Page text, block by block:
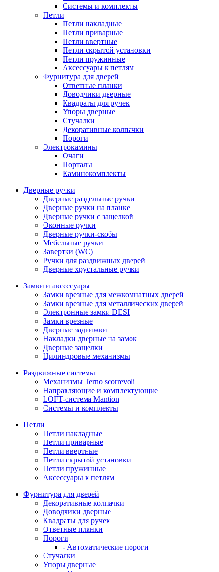
Системы и комплекты
Петли
Петли накладные
Петли приварные
Петли ввертные
Петли скрытой установки
Петли пружинные
Аксессуары к петлям
Фурнитура для дверей
Ответные планки
Доводчики дверные
Квадраты для ручек
Упоры дверные
Стучалки
Декоративные колпачки
Пороги
Электрокамины
Очаги
Порталы
Каминокомплекты
Дверные ручки
Дверные раздельные ручки
Дверные ручки на планке
Дверные ручки с защелкой
Оконные ручки
Дверные ручки-скобы
Мебельные ручки
Завертки (WC)
Ручки для раздвижных дверей
Дверные хрустальные ручки
Замки и аксессуары
Замки врезные для межкомнатных дверей
Замки врезные для металлических дверей
Электронные замки DESI
Замки врезные
Дверные задвижки
Накладки дверные на замок
Дверные защелки
Цилиндровые механизмы
Раздвижные системы
Механизмы Terno scorrevoli
Направляющие и комплектующие
LOFT-cистема Mantion
Системы и комплекты
Петли
Петли накладные
Петли приварные
Петли ввертные
Петли скрытой установки
Петли пружинные
Аксессуары к петлям
Фурнитура для дверей
Декоративные колпачки
Доводчики дверные
Квадраты для ручек
Ответные планки
Пороги
- Автоматические пороги
Стучалки
Упоры дверные